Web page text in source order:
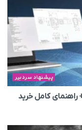
پیشنهاد سردبیر
راهنمای کامل خرید